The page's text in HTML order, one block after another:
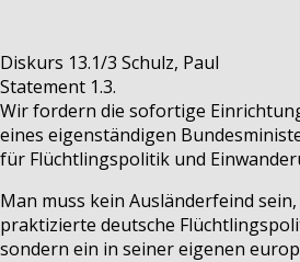
Diskurs 13.1/3 Schulz, Paul
Statement 1.3.
Wir fordern die sofortige
eines eigenständigen
für Flüchtlingspolitik und
Man muss kein Ausländerfeind
praktizierte deutsche
sondern ein in seiner eigenen